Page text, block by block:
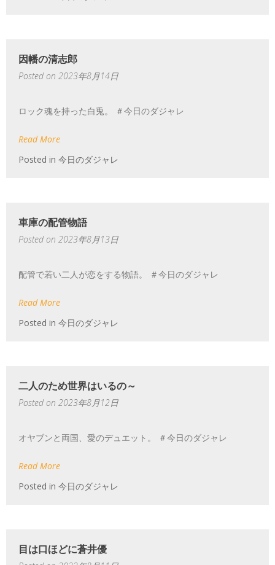
因幡の清志郎
Posted on 2023年8月14日
ロック魂を持った白兎。 ＃今日のダジャレ
Read More
Posted in 今日のダジャレ
車庫の配管物語
Posted on 2023年8月13日
配管で若い二人が恋をする物語。 ＃今日のダジャレ
Read More
Posted in 今日のダジャレ
二人のため世界はいるの～
Posted on 2023年8月12日
オヤブンと両国、愛のデュエット。 ＃今日のダジャレ
Read More
Posted in 今日のダジャレ
目は口ほどに蒼井優